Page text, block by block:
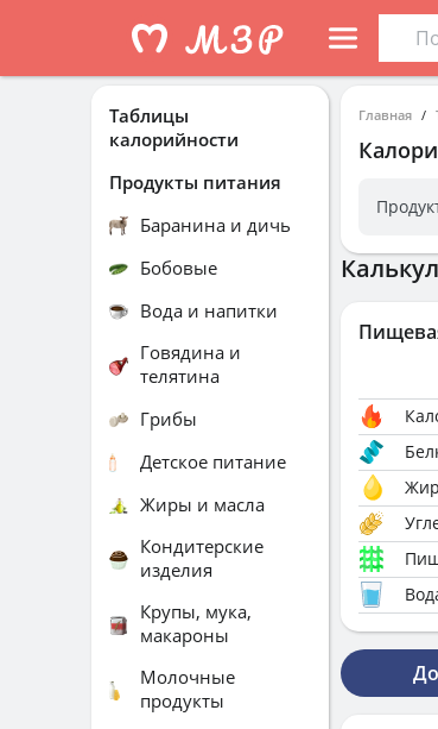
Главная
Таблицы
калорийности
Продукты питания
Баранина и дичь
Бобовые
Вода и напитки
Говядина и
телятина
Грибы
Детское питание
Жиры и масла
Кондитерские
изделия
Крупы, мука,
макароны
Молочные
продукты